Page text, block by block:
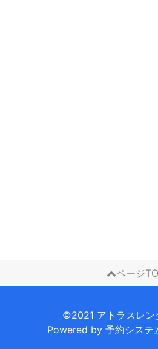
ページ
©2021 アトラスレン
Powered by 予約システ